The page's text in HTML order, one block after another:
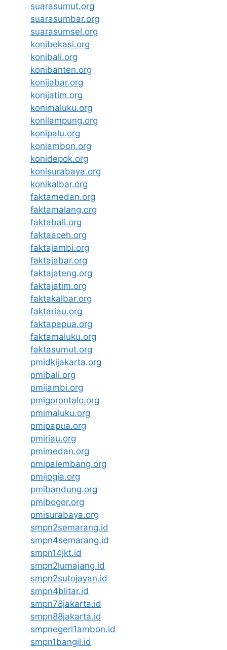
suarasumut.org
suarasumbar.org
suarasumsel.org
konibekasi.org
konibali.org
konibanten.org
konijabar.org
konijatim.org
konimaluku.org
konilampung.org
konipalu.org
koniambon.org
konidepok.org
konisurabaya.org
konikalbar.org
faktamedan.org
faktamalang.org
faktabali.org
faktaaceh.org
faktajambi.org
faktajabar.org
faktajateng.org
faktajatim.org
faktakalbar.org
faktariau.org
faktapapua.org
faktamaluku.org
faktasumut.org
pmidkijakarta.org
pmibali.org
pmijambi.org
pmigorontalo.org
pmimaluku.org
pmipapua.org
pmiriau.org
pmimedan.org
pmipalembang.org
pmijogja.org
pmibandung.org
pmibogor.org
pmisurabaya.org
smpn2semarang.id
smpn4semarang.id
smpn14jkt.id
smpn2lumajang.id
smpn2sutojayan.id
smpn4blitar.id
smpn78jakarta.id
smpn88jakarta.id
smpnegeri1ambon.id
smpn1bangil.id